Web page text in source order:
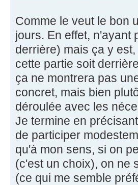
Comme le veut le bon
jours. En effet, n'ayant
derrière) mais ça y
cette partie soit
ça ne montrera pas
concret, mais bien
déroulée avec les
Je termine en
de participer
qu'à mon sens, si on
(c'est un choix), on ne
(ce qui me semble